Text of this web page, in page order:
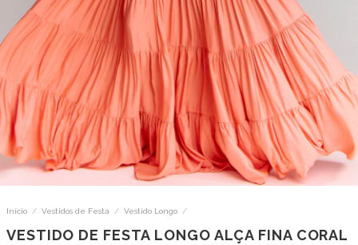
Início / Vestidos de Festa / Vestido Longo /
VESTIDO DE FESTA LONGO ALÇA FINA CORAL